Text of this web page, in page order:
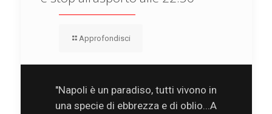
Approfondisci
"Napoli è un paradiso, tutti vivono in
una specie di ebbrezza e di oblio...A